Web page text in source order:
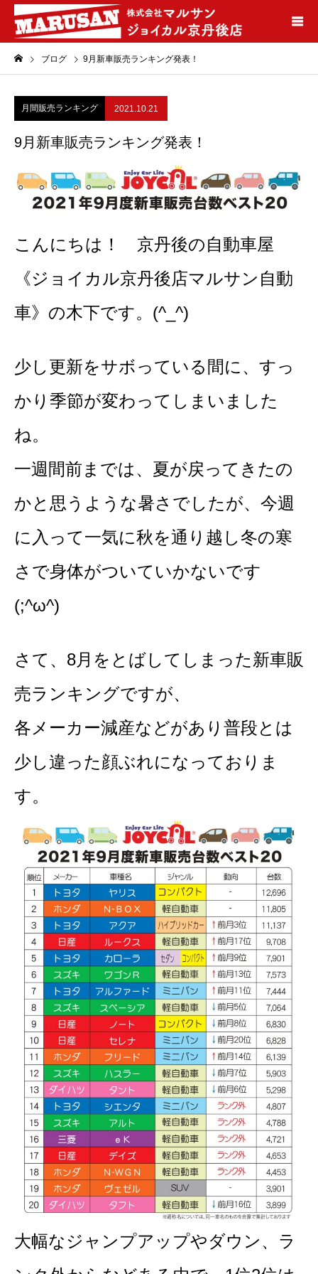
ブログ 9月新車販売ランキング発表！
月間販売ランキング 2021.10.21
9月新車販売ランキング発表！
こんにちは！ 京丹後の自動車屋
《ジョイカル京丹後店マルサン自動
車》の木下です。(^_^)
少し更新をサボっている間に、すっ
かり季節が変わってしまいました
ね。
一週間前までは、夏が戻ってきたの
かと思うような暑さでしたが、今週
に入って一気に秋を通り越し冬の寒
さで身体がついていかないです
(;^ω^)
さて、8月をとばしてしまった新車販
売ランキングですが、
各メーカー減産などがあり普段とは
少し違った顔ぶれになっておりま
す。
大幅なジャンプアップやダウン、ラ